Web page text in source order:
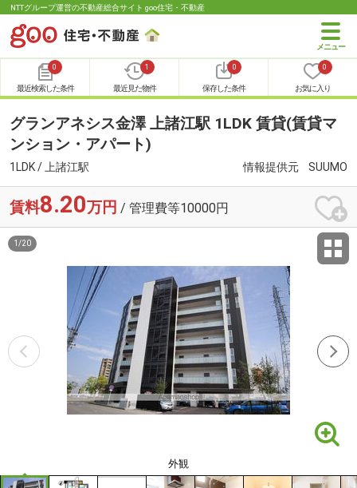
NTTグループ運営の不動産総合サイト goo住宅・不動産
0
最近検索した条件
1
最近見た物件
0
保存した条件
0
お気に入り
グランアネシス金澤 上諸江駅 1LDK 賃貸(賃貸マ
ンション・アパート)
1LDK / 上諸江駅 情報提供元 SUUMO
賃料8.20万円 / 管理費等10000円
外観
1 /20